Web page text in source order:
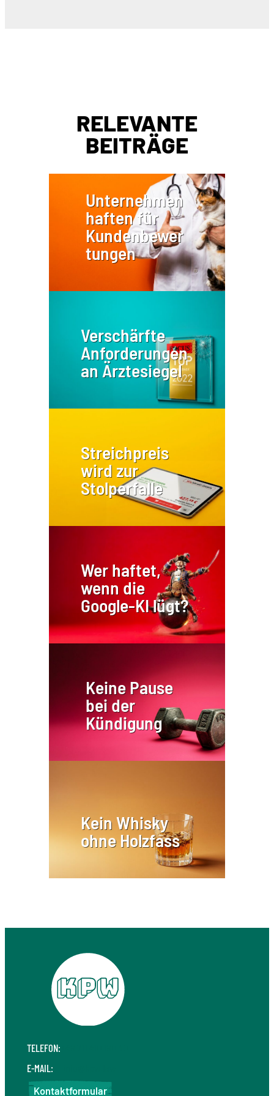
RELEVANTE
BEITRÄGE
Unternehmen
haften für
Kundenbewer
tungen
Verschärfte
Anforderungen
an Ärztesiegel
Streichpreis
wird zur
Stolperfalle
Wer haftet,
wenn die
Google-KI lügt?
Keine Pause
bei der
Kündigung
Kein Whisky
ohne Holzfass
TELEFON:
E-MAIL:
Kontaktformular